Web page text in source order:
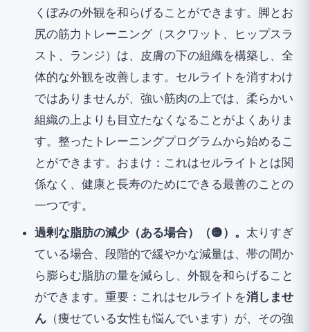
くぼみの外観を和らげることができます。脚とお
尻の筋力トレーニング（スクワット、ヒップスラ
スト、ランジ）は、皮膚の下の組織を構築し、全
体的な外観を改善します。セルライトを消すわけ
ではありませんが、強い筋肉の上では、柔らかい
組織の上よりも目立たなくなることがよくありま
す。整った トレーニングプログラムから始めるこ
とができます。おまけ：これはセルライトとは関
係なく、健康と長寿のためにできる最善のことの
一つです。
過剰な脂肪の減少（ある場合）（🟡）。 太りすぎ
ている場合、段階的で緩やかな減量は、帯の間か
ら膨らむ脂肪の量を減らし、外観を和らげること
ができます。重要：これはセルライトを消しませ
ん （痩せている女性も悩んでいます）が、その強